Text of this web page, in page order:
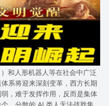
和人形机器人等在社会中广泛
系将迎来深刻变革，西方长期
，难于发挥作用，反而是集体
、分散的 AI 类人无法战胜集